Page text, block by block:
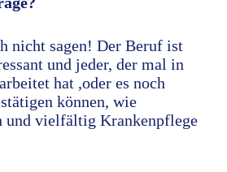
nicht sagen! Der Beruf ist
und jeder, der mal in
hat ,oder es noch
können, wie
und vielfältig Krankenpflege